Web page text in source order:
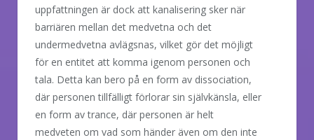
uppfattningen är dock att kanalisering sker när
barriären mellan det medvetna och det
undermedvetna avlägsnas, vilket gör det möjligt
för en entitet att komma igenom personen och
tala. Detta kan bero på en form av dissociation,
där personen tillfälligt förlorar sin självkänsla, eller
en form av trance, där personen är helt
medveten om vad som händer även om den inte